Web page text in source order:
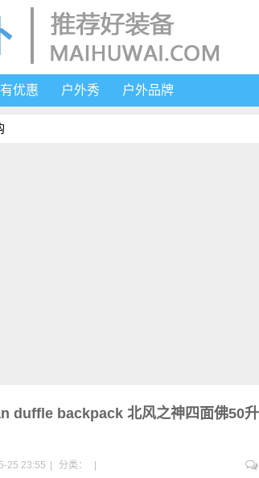
有优惠 户外秀 户外品牌
duffle backpack 北风之神四面佛50
25 23:55 分类：